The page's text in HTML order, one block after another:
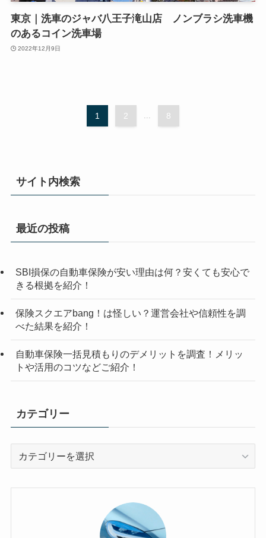
東京｜洗車のジャバ八王子滝山店 ノンブラシ洗車機
のあるコイン洗車場
2022年12月9日
1 2 ... 8
サイト内検索
最近の投稿
SBI損保の自動車保険が安い理由は何？安くても安心で
きる根拠を紹介！
保険スクエアbang！は怪しい？運営会社や信頼性を調
べた結果を紹介！
自動車保険一括見積もりのデメリットを調査！メリッ
トや活用のコツなどご紹介！
カテゴリー